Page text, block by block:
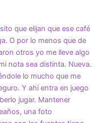
que elijan que ese café
O por lo menos que de
otros yo me lleve algo
nota sea distinta. Nueva.
lo mucho que me
Y ahí entra en juego
jugar. Mantener
una foto